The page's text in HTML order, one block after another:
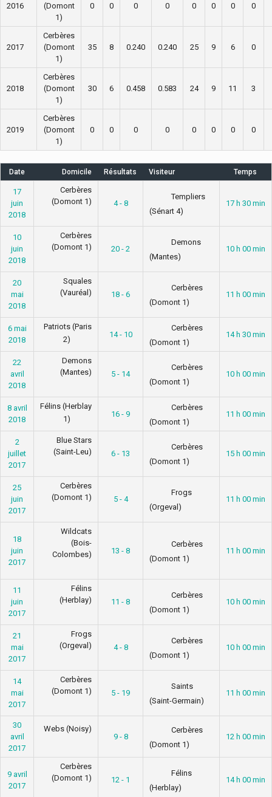
2016
(Domont
1)
0 0 0 0 0 0 0 0
2017
Cerbères
(Domont
1)
35 8 0.240 0.240 25 9 6 0
2018
Cerbères
(Domont
1)
30 6 0.458 0.583 24 9 11 3
2019
Cerbères
(Domont
1)
0 0 0 0 0 0 0 0
Date Domicile Résultats Visiteur Temps
17
juin
2018
Cerbères
(Domont 1)
4 - 8
Templiers
(Sénart 4)
17 h 30 min
10
juin
2018
Cerbères
(Domont 1)
20 - 2
Demons
(Mantes)
10 h 00 min
20
mai
2018
Squales
(Vauréal)
18 - 6
Cerbères
(Domont 1)
11 h 00 min
6 mai
2018
Patriots (Paris
2)
14 - 10
Cerbères
(Domont 1)
14 h 30 min
22
avril
2018
Demons
(Mantes)
5 - 14
Cerbères
(Domont 1)
10 h 00 min
8 avril
2018
Félins (Herblay
1)
16 - 9
Cerbères
(Domont 1)
11 h 00 min
2
juillet
2017
Blue Stars
(Saint-Leu)
6 - 13
Cerbères
(Domont 1)
15 h 00 min
25
juin
2017
Cerbères
(Domont 1)
5 - 4
Frogs
(Orgeval)
11 h 00 min
18
juin
2017
Wildcats
(Bois-
Colombes)
13 - 8
Cerbères
(Domont 1)
11 h 00 min
11
juin
2017
Félins
(Herblay)
11 - 8
Cerbères
(Domont 1)
10 h 00 min
21
mai
2017
Frogs
(Orgeval)
4 - 8
Cerbères
(Domont 1)
10 h 00 min
14
mai
2017
Cerbères
(Domont 1)
5 - 19
Saints
(Saint-Germain)
11 h 00 min
30
avril
2017
Webs (Noisy)
9 - 8
Cerbères
(Domont 1)
12 h 00 min
9 avril
2017
Cerbères
(Domont 1)
12 - 1
Félins
(Herblay)
14 h 00 min